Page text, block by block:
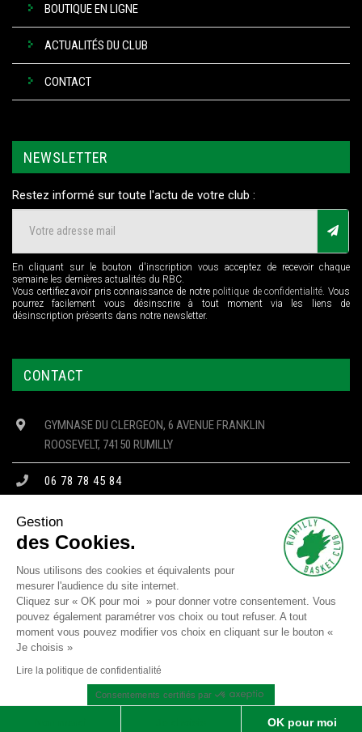
BOUTIQUE EN LIGNE
ACTUALITÉS DU CLUB
CONTACT
NEWSLETTER
Restez informé sur toute l'actu de votre club :
En cliquant sur le bouton d'inscription vous acceptez de recevoir chaque
semaine les dernières actualités du RBC.
Vous certifiez avoir pris connaissance de notre politique de confidentialité. Vous
pourrez facilement vous désinscrire à tout moment via les liens de
désinscription présents dans notre newsletter.
CONTACT
GYMNASE DU CLERGEON, 6 AVENUE FRANKLIN
ROOSEVELT, 74150 RUMILLY
06 78 78 45 84
CONTACT@RBC74.FR
Copyright © 2023 RBC - Tous droits réservés - Mentions Légales-
Confidentialité-Cookies
SUIVEZ NOUS
Gestion
des Cookies.
Nous utilisons des cookies et équivalents pour
mesurer l'audience du site internet.
Cliquez sur « OK pour moi » pour donner votre consentement. Vous
pouvez également paramétrer vos choix ou tout refuser. A tout
moment vous pouvez modifier vos choix en cliquant sur le bouton «
Je choisis »
Lire la politique de confidentialité
Consentements certifiés par
OK pour moi